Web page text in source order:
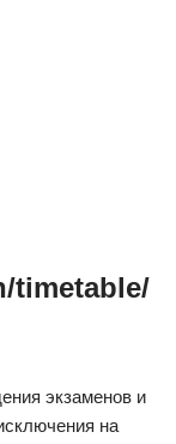
timetable/
экзаменов и
на